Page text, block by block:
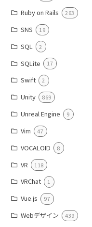
Ruby on Rails
263
SNS 19
SQL 2
SQLite 17
Swift 2
Unity 869
Unreal Engine 9
Vim 47
VOCALOID 8
VR 118
VRChat 1
Vue.js 97
Webデザイン 439